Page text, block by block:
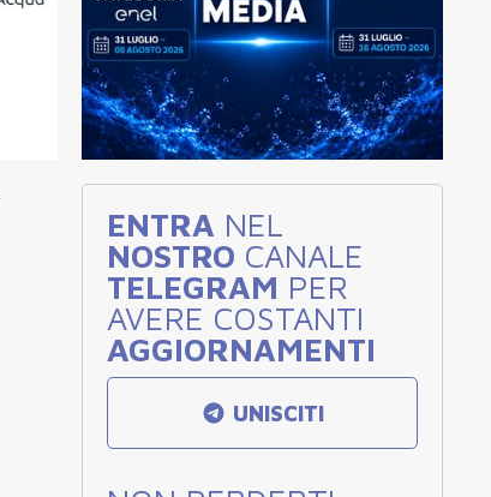
ENTRA NEL
NOSTRO CANALE
TELEGRAM PER
AVERE COSTANTI
AGGIORNAMENTI
UNISCITI